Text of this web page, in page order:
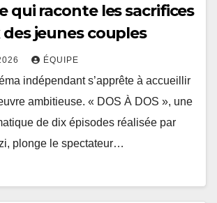
qui raconte les sacrifices
jeunes couples
ÉQUIPE
indépendant s’apprête à accueillir
ambitieuse. « DOS À DOS », une
de dix épisodes réalisée par
plonge le spectateur…